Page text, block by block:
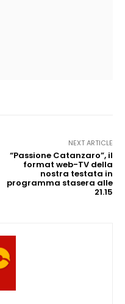
NEXT ARTICLE
“Passione Catanzaro”, il
format web-TV della
nostra testata in
programma stasera alle
21.15